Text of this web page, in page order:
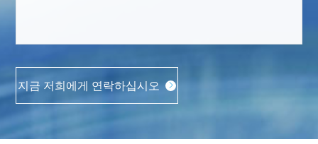
지금 저희에게 연락하십시오 